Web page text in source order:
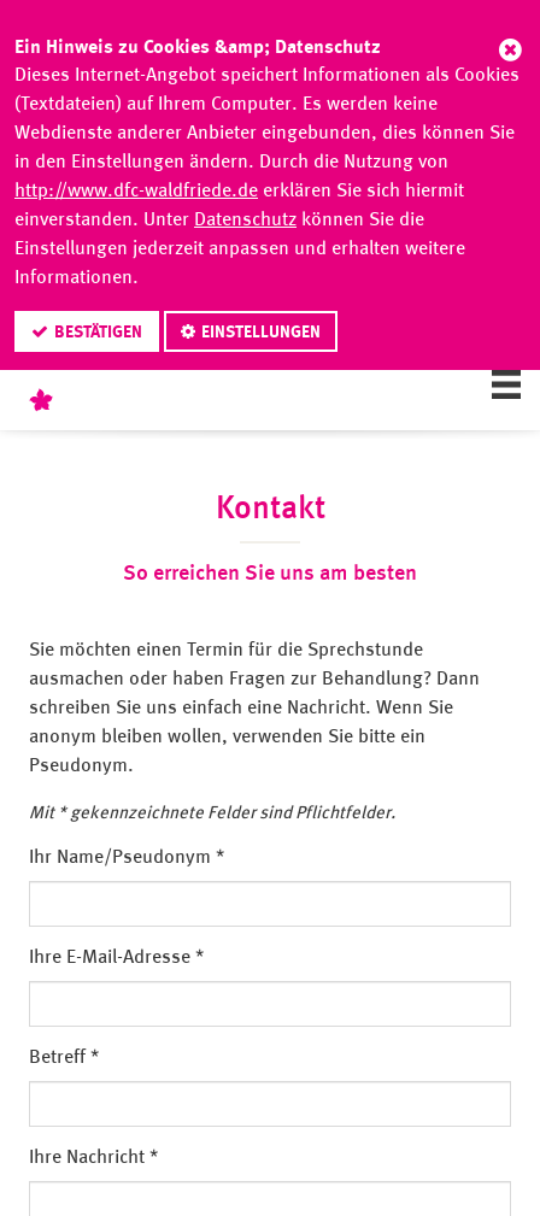
Ein Hinweis zu Cookies &amp; Datenschutz
Dieses Internet-Angebot speichert Informationen als Cookies
(Textdateien) auf Ihrem Computer. Es werden keine
Webdienste anderer Anbieter eingebunden, dies können Sie
in den Einstellungen ändern. Durch die Nutzung von
http://www.dfc-waldfriede.de erklären Sie sich hiermit
einverstanden. Unter Datenschutz können Sie die
Einstellungen jederzeit anpassen und erhalten weitere
Informationen.
BESTÄTIGEN EINSTELLUNGEN
Kontakt
So erreichen Sie uns am besten
Sie möchten einen Termin für die Sprechstunde
ausmachen oder haben Fragen zur Behandlung? Dann
schreiben Sie uns einfach eine Nachricht. Wenn Sie
anonym bleiben wollen, verwenden Sie bitte ein
Pseudonym.
Mit * gekennzeichnete Felder sind Pflichtfelder.
Ihr Name/Pseudonym
Ihre E-Mail-Adresse
Betreff
Ihre Nachricht